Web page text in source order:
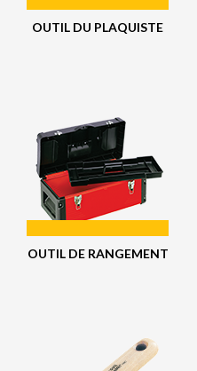
OUTIL DU PLAQUISTE
OUTIL DE RANGEMENT